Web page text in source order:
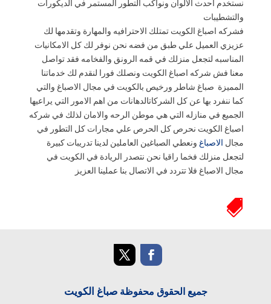
نستخدم احدث الالوان ونواكب التطور المستمر في الديكورات
والتشطيبات
فشركه اصباغ الكويت تمتلك الاحترافيه والمهارة وتقدمها لك
عزيزي العميل علي طبق من فضه نحن نوفر لك كل الامكانيات
المناسبه لتجعل منزلك في قمه الرونق والفخامه فقد تواصل
معنا فش شركه اصباغ الكويت ونصلك فورا لنقدم لك خدماتنا
المميزة صباغ شاطر ورخيص بالكويت في مجال الاصباغ والتي
كما ننفرد بها عن كل الشركاتالدهانات من اهم الامور التي يراعيها
الجميع في منازله التي هي موطن الرحه والامان لذلك في شركه
اصباغ الكويت نحرص كل الحرص علي مجارات كل التطور في
مجال الاصباغونعطي الصباغين العاملين لدينا تدريبات كبيرة
لتجعل منزلك فخما راقيا نحن نتصدر الريادة في الكويت في
مجال الاصباغ فلا تتردد في الاتصال بنا عملينا العزيز

جميع الحقوق محفوظةصباغ الكويت